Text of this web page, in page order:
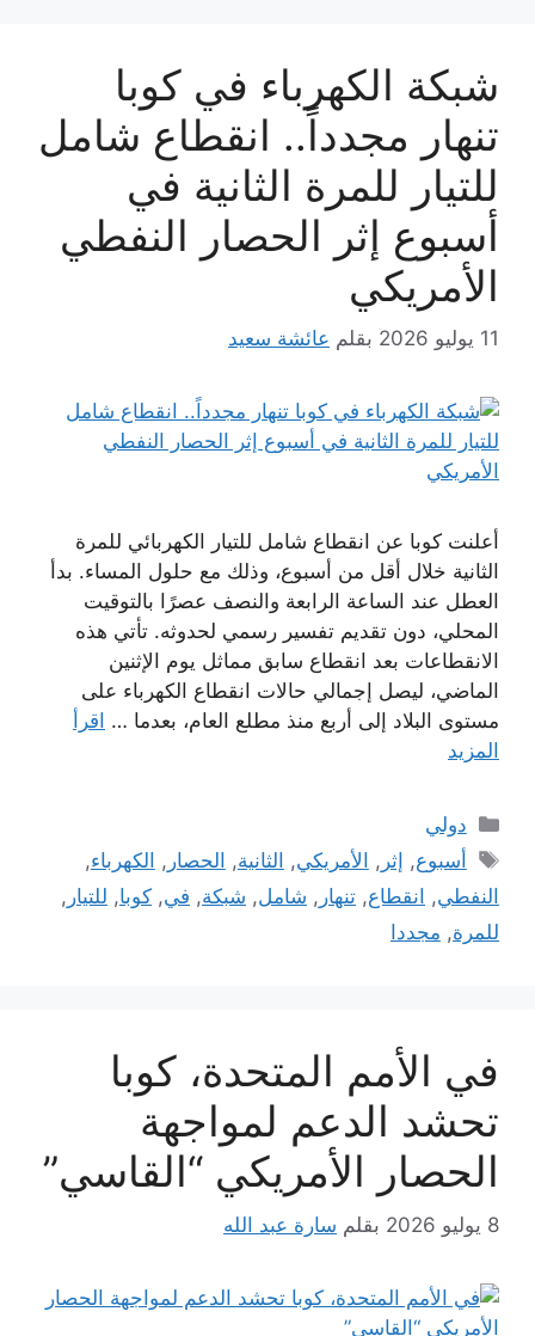
شبكة الكهرباء في كوبا
تنهار مجدداً.. انقطاع شامل
للتيار للمرة الثانية في
أسبوع إثر الحصار النفطي
الأمريكي
11 يوليو 2026 بقلم عائشة سعيد
أعلنت كوبا عن انقطاع شامل للتيار الكهربائي للمرة
الثانية خلال أقل من أسبوع، وذلك مع حلول المساء. بدأ
العطل عند الساعة الرابعة والنصف عصرًا بالتوقيت
المحلي، دون تقديم تفسير رسمي لحدوثه. تأتي هذه
الانقطاعات بعد انقطاع سابق مماثل يوم الإثنين
الماضي، ليصل إجمالي حالات انقطاع الكهرباء على
مستوى البلاد إلى أربع منذ مطلع العام، بعدما … اقرأ
المزيد
التصنيفات
دولي
الوسوم
أسبوع, إثر , الأمريكي, الثانية, الحصار , الكهرباء,
النفطي, انقطاع, تنهار , شامل, شبكة, في, كوبا, للتيار ,
للمرة, مجددا
في الأمم المتحدة، كوبا
تحشد الدعم لمواجهة
الحصار الأمريكي “القاسي”
8 يوليو 2026 بقلم سارة عبد الله